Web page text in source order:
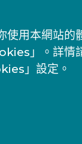
用本網站的
」。詳情
」設定。